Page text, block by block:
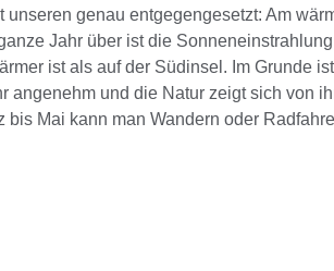
genau entgegengesetzt: Am
Jahr über ist die
ist als auf der Südinsel. Im Grunde
angenehm und die Natur zeigt sich von
Mai kann man Wandern oder